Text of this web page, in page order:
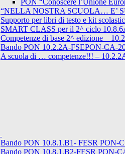
PON “Conoscere l’Unione
“NELLA NOSTRA SCUOLA… E’
Supporto per libri di testo e kit
SMART CLASS per il 2^ ciclo
Competenze di base 2^ edizione –
Bando PON 10.2.2A-FSEPON-CA-
A scuola di … competenze!!! –
Bando PON 10.8.1.B1- FESR
Bando PON 10.8.1.B2-FESR PON-